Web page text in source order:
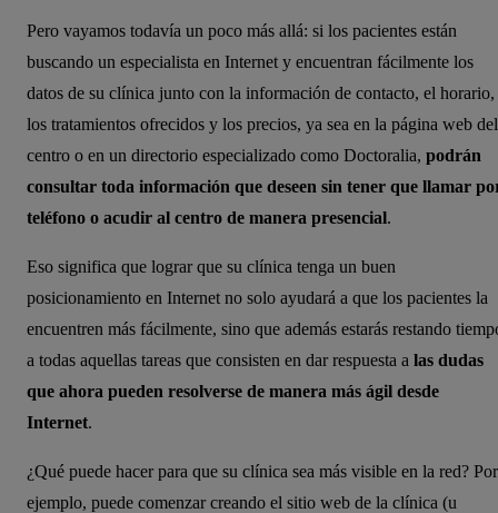
Pero vayamos todavía un poco más allá: si los pacientes están
buscando un especialista en Internet y encuentran fácilmente los
datos de su clínica junto con la información de contacto, el horario,
los tratamientos ofrecidos y los precios, ya sea en la página web del
centro o en un directorio especializado como Doctoralia, podrán
consultar toda información que deseen sin tener que llamar
teléfono o acudir al centro de manera presencial.
Eso significa que lograr que su clínica tenga un buen
posicionamiento en Internet no solo ayudará a que los pacientes la
encuentren más fácilmente, sino que además estarás restando
a todas aquellas tareas que consisten en dar respuesta a las dudas
que ahora pueden resolverse de manera más ágil desde
Internet.
¿Qué puede hacer para que su clínica sea más visible en la red? Por
ejemplo, puede comenzar creando el sitio web de la clínica (u